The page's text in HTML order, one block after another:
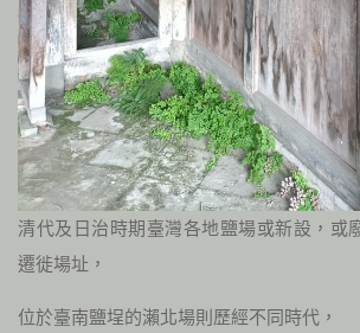
清代及日治時期臺灣各地鹽場或新設，或
遷徙場址，
位於臺南鹽埕的瀨北場則歷經不同時代，